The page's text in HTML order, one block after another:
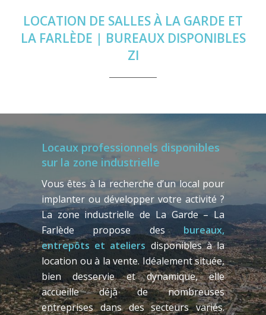
LOCATION DE SALLES À LA GARDE ET
LA FARLÈDE | BUREAUX DISPONIBLES
ZI
Locaux professionnels disponibles
sur la zone industrielle
Vous êtes à la recherche d’un local pour
implanter ou développer votre activité ?
La zone industrielle de La Garde – La
Farlède propose des bureaux,
entrepôts et ateliers disponibles à la
location ou à la vente. Idéalement située,
bien desservie et dynamique, elle
accueille déjà de nombreuses
entreprises dans des secteurs variés.